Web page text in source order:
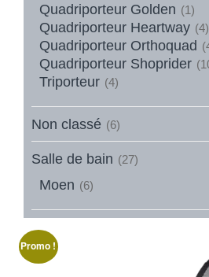
Quadriporteur Golden (1)
Quadriporteur Heartway (4)
Quadriporteur Orthoquad
Quadriporteur Shoprider
Triporteur (4)
Non classé (6)
Salle de bain (27)
Moen (6)
Promo !